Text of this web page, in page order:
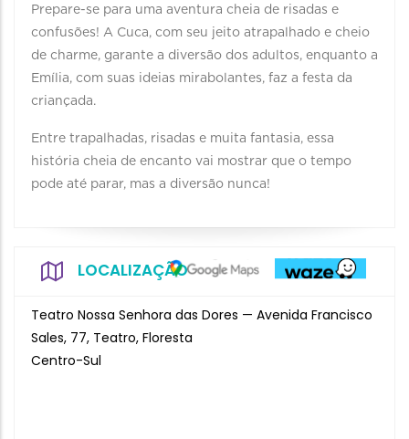
Prepare-se para uma aventura cheia de risadas e
confusões! A Cuca, com seu jeito atrapalhado e cheio
de charme, garante a diversão dos adultos, enquanto a
Emília, com suas ideias mirabolantes, faz a festa da
criançada.
Entre trapalhadas, risadas e muita fantasia, essa
história cheia de encanto vai mostrar que o tempo
pode até parar, mas a diversão nunca!
LOCALIZAÇÃO
Teatro Nossa Senhora das Dores — Avenida Francisco
Sales, 77, Teatro, Floresta
Centro-Sul